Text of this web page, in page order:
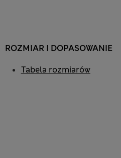
ROZMIAR I DOPASOWANIE
Tabela rozmiarów